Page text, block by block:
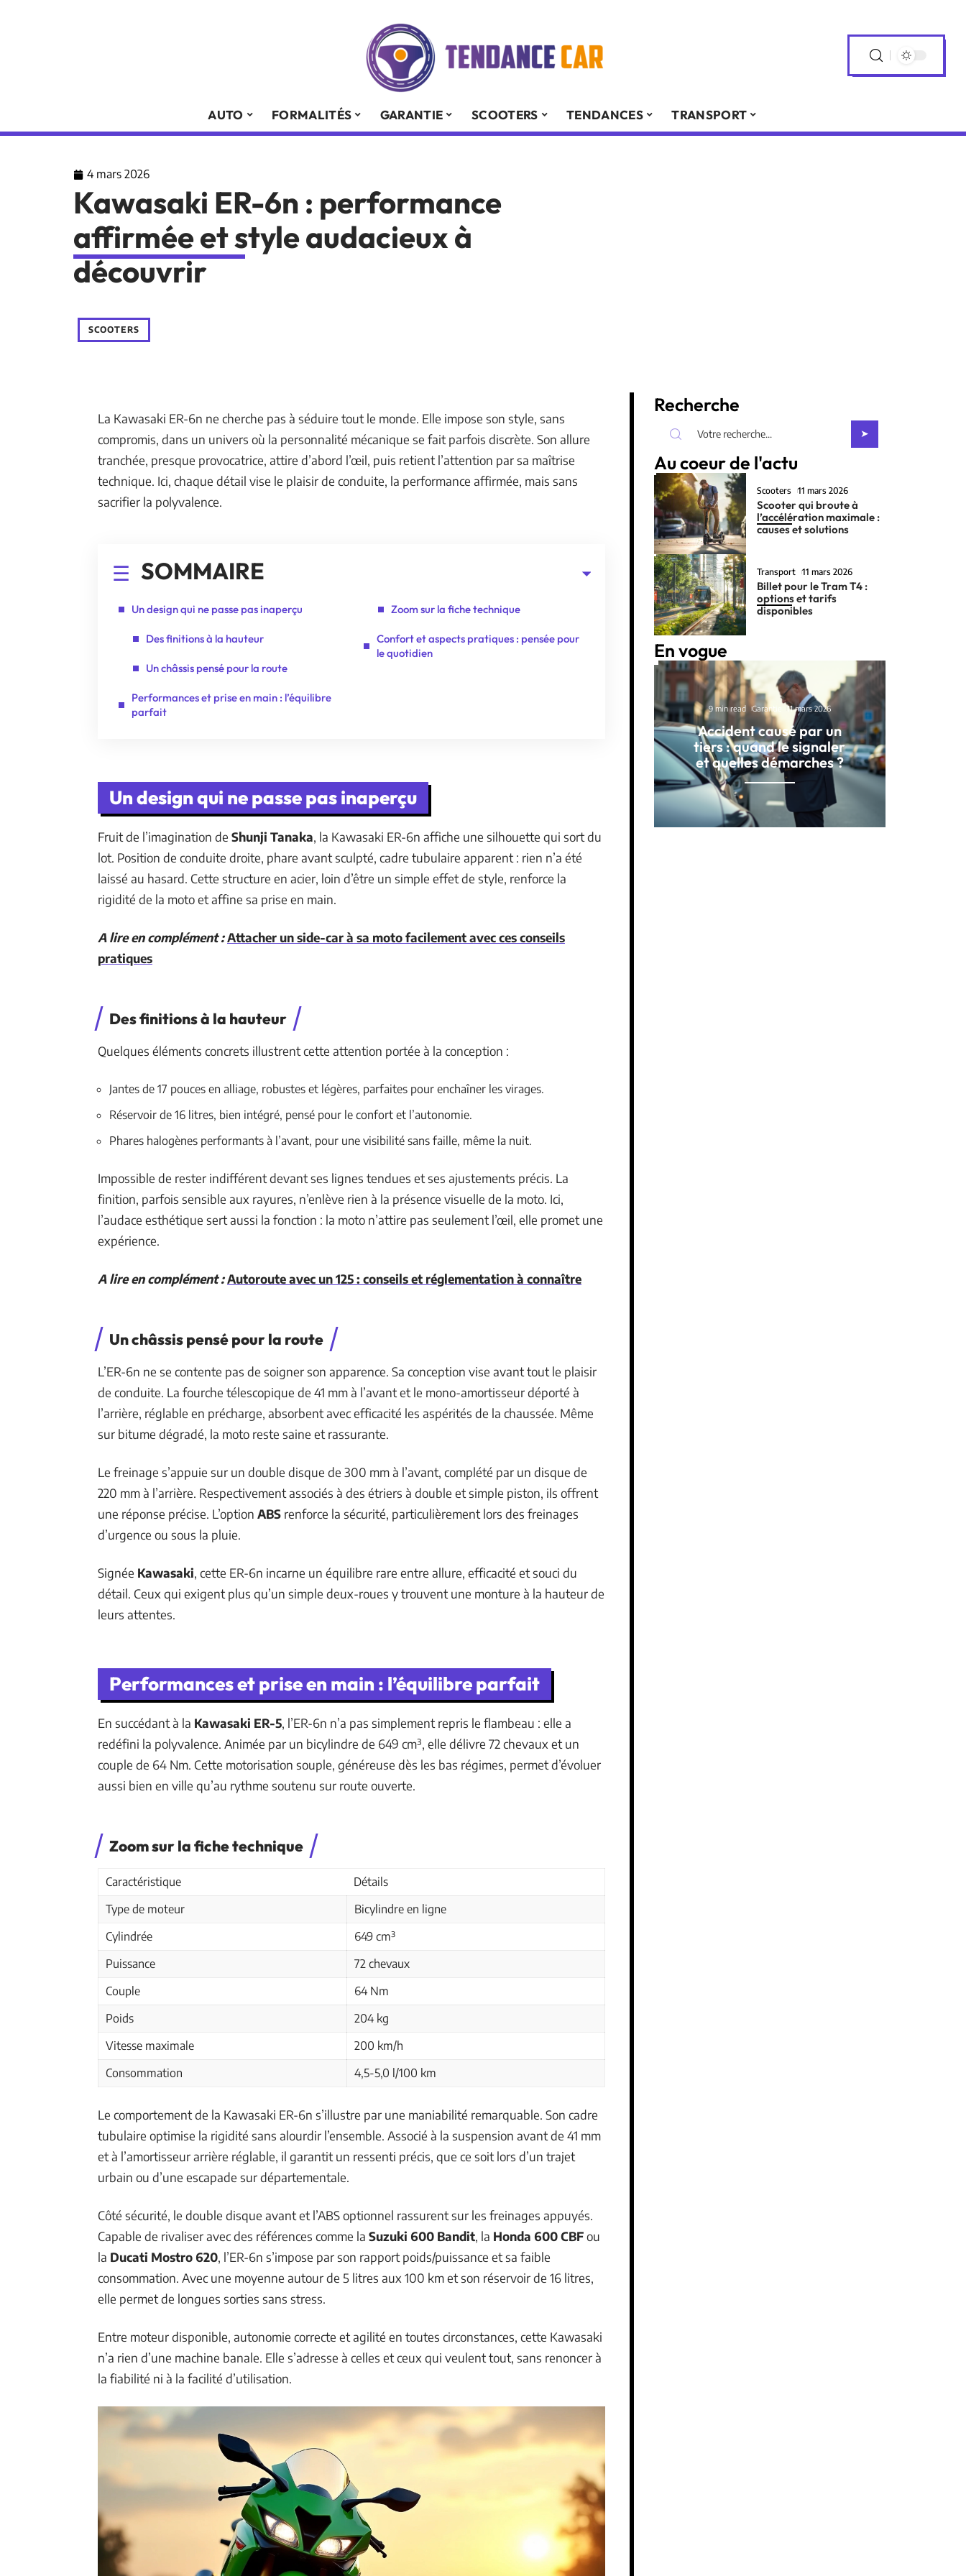
AUTO FORMALITÉS GARANTIE SCOOTERS TENDANCES TRANSPORT
4 mars 2026
Kawasaki ER-6n : performance
affirmée et style audacieux à
découvrir
SCOOTERS
La Kawasaki ER-6n ne cherche pas à séduire tout le monde. Elle impose son style, sans
compromis, dans un univers où la personnalité mécanique se fait parfois discrète. Son allure
tranchée, presque provocatrice, attire d’abord l’œil, puis retient l’attention par sa maîtrise
technique. Ici, chaque détail vise le plaisir de conduite, la performance affirmée, mais sans
sacrifier la polyvalence.
SOMMAIRE
Un design qui ne passe pas inaperçu
Des finitions à la hauteur
Un châssis pensé pour la route
Performances et prise en main : l’équilibre
parfait
Zoom sur la fiche technique
Confort et aspects pratiques : pensée pour
le quotidien
Un design qui ne passe pas inaperçu
Fruit de l’imagination de Shunji Tanaka, la Kawasaki ER-6n affiche une silhouette qui sort du
lot. Position de conduite droite, phare avant sculpté, cadre tubulaire apparent : rien n’a été
laissé au hasard. Cette structure en acier, loin d’être un simple effet de style, renforce la
rigidité de la moto et affine sa prise en main.
A lire en complément :Attacher un side-car à sa moto facilement avec ces conseils
pratiques
Des finitions à la hauteur
Quelques éléments concrets illustrent cette attention portée à la conception :
Jantes de 17 pouces en alliage, robustes et légères, parfaites pour enchaîner les virages.
Réservoir de 16 litres, bien intégré, pensé pour le confort et l’autonomie.
Phares halogènes performants à l’avant, pour une visibilité sans faille, même la nuit.
Impossible de rester indifférent devant ses lignes tendues et ses ajustements précis. La
finition, parfois sensible aux rayures, n’enlève rien à la présence visuelle de la moto. Ici,
l’audace esthétique sert aussi la fonction : la moto n’attire pas seulement l’œil, elle promet une
expérience.
A lire en complément :Autoroute avec un 125 : conseils et réglementation à connaître
Un châssis pensé pour la route
L’ER-6n ne se contente pas de soigner son apparence. Sa conception vise avant tout le plaisir
de conduite. La fourche télescopique de 41 mm à l’avant et le mono-amortisseur déporté à
l’arrière, réglable en précharge, absorbent avec efficacité les aspérités de la chaussée. Même
sur bitume dégradé, la moto reste saine et rassurante.
Le freinage s’appuie sur un double disque de 300 mm à l’avant, complété par un disque de
220 mm à l’arrière. Respectivement associés à des étriers à double et simple piston, ils offrent
une réponse précise. L’option ABS renforce la sécurité, particulièrement lors des freinages
d’urgence ou sous la pluie.
Signée Kawasaki, cette ER-6n incarne un équilibre rare entre allure, efficacité et souci du
détail. Ceux qui exigent plus qu’un simple deux-roues y trouvent une monture à la hauteur de
leurs attentes.
Performances et prise en main : l’équilibre parfait
En succédant à la Kawasaki ER-5, l’ER-6n n’a pas simplement repris le flambeau : elle a
redéfini la polyvalence. Animée par un bicylindre de 649 cm³, elle délivre 72 chevaux et un
couple de 64 Nm. Cette motorisation souple, généreuse dès les bas régimes, permet d’évoluer
aussi bien en ville qu’au rythme soutenu sur route ouverte.
Zoom sur la fiche technique
Caractéristique
Détails
Type de moteur
Bicylindre en ligne
Cylindrée
649 cm³
Puissance
72 chevaux
Couple
64 Nm
Poids
204 kg
Vitesse maximale
200 km/h
Consommation
4,5-5,0 l/100 km
Le comportement de la Kawasaki ER-6n s’illustre par une maniabilité remarquable. Son cadre
tubulaire optimise la rigidité sans alourdir l’ensemble. Associé à la suspension avant de 41 mm
et à l’amortisseur arrière réglable, il garantit un ressenti précis, que ce soit lors d’un trajet
urbain ou d’une escapade sur départementale.
Côté sécurité, le double disque avant et l’ABS optionnel rassurent sur les freinages appuyés.
Capable de rivaliser avec des références comme la Suzuki 600 Bandit, la Honda 600 CBFou
la Ducati Mostro 620, l’ER-6n s’impose par son rapport poids/puissance et sa faible
consommation. Avec une moyenne autour de 5 litres aux 100 km et son réservoir de 16 litres,
elle permet de longues sorties sans stress.
Entre moteur disponible, autonomie correcte et agilité en toutes circonstances, cette Kawasaki
n’a rien d’une machine banale. Elle s’adresse à celles et ceux qui veulent tout, sans renoncer à
la fiabilité ni à la facilité d’utilisation.
Recherche
Au coeur de l'actu
Scooters 11 mars 2026
Scooter qui broute à
l’accélération maximale :
causes et solutions
Transport 11 mars 2026
Billet pour le Tram T4 :
options et tarifs
disponibles
En vogue
9 min read Garantie 11 mars 2026
Accident causé par un
tiers : quand le signaler
et quelles démarches ?